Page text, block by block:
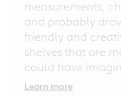
measurements,
and probably
friendly and
shelves that are
could have
even for chaotic
Learn more